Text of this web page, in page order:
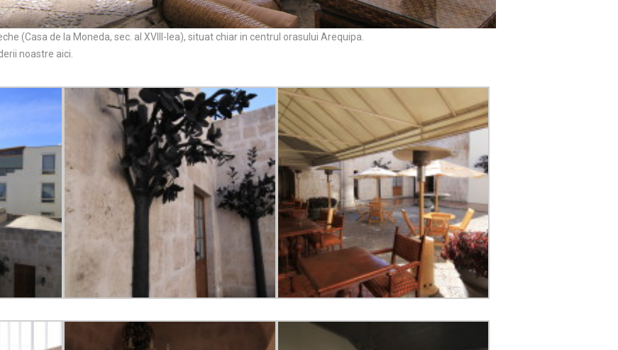
(Casa de la Moneda, sec. al XVIII-lea), situat chiar in centrul orasului Arequipa.
noastre aici.